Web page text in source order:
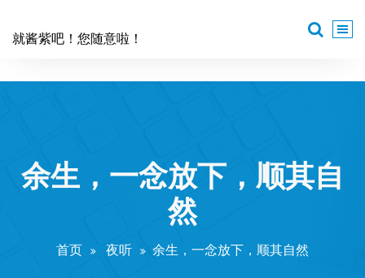
就酱紫吧！您随意啦！
余生，一念放下，顺其自
然
首页 夜听 余生，一念放下，顺其自然